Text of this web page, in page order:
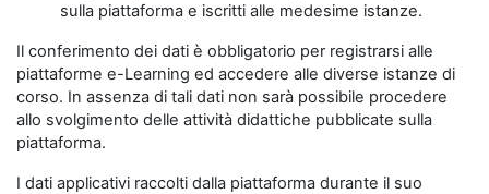
sulla piattaforma e iscritti alle medesime istanze.
Il conferimento dei dati è obbligatorio per registrarsi alle
piattaforme e-Learning ed accedere alle diverse istanze di
corso. In assenza di tali dati non sarà possibile procedere
allo svolgimento delle attività didattiche pubblicate sulla
piattaforma.
I dati applicativi raccolti dalla piattaforma durante il suo